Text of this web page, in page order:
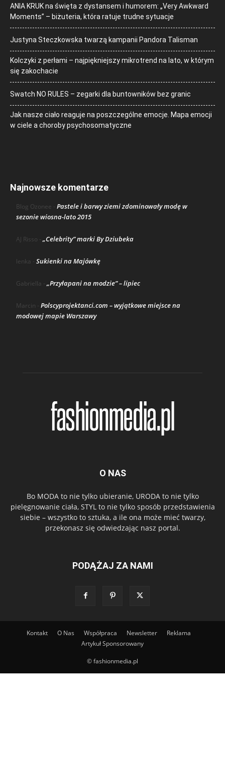
ANIA KRUK na święta z dystansem i humorem: „Very Awkward
Moments” – biżuteria, która ratuje trudne sytuacje
Justyna Steczkowska twarzą kampanii Pandora Talisman
Kolczyki z perłami – najpiękniejszy mikrotrend na lato, w którym
się zakochacie
Swatch NO RULES – zegarki dla buntowników bez granic
Jak nasze ciało reaguje na poszczególne emocje. Mapa emocji
w ciele a choroby psychosomatyczne
Najnowsze komentarze
Blog Ozonee - Pastele i barwy ziemi zdominowały modę w
sezonie wiosna-lato 2015
AJ Risso - „Celebrity” marki By Dziubeka
lenka - Sukienki na Majówkę
Gabriella - „Przyłapani na modzie” – lipiec
Marcin - Polscyprojektanci.com – wyjątkowe miejsce na
modowej mapie Warszawy
O NAS
Bo MODA to nie tylko ubieranie, URODA to nie tylko
pielęgnowanie ciała, STYL to nie tylko sposób przedstawienia
siebie – wszystko to sztuka, a ile ona może mieć twarzy,
przekonasz się odwiedzając nasz portal.
PODĄŻAJ ZA NAMI
Kontakt O Nas Współpraca Newsletter
Reklama
Artykuł Sponsorowany
© fashionmedia.pl